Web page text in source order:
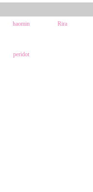
haomin Rira
peridot